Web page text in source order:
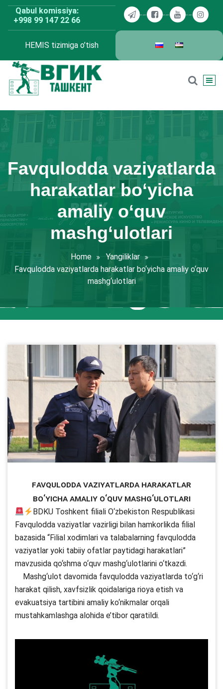
Skip
content
Qabul komissiya:
+998 99 147 22 66
HEMIS tizimiga o’tish
Favqulodda vaziyatlarda
harakatlar bo‘yicha
amaliy o‘quv
mashg‘ulotlari
Home
Yangiliklar
Favqulodda vaziyatlarda harakatlar bo‘yicha amaliy o‘quv
mashg‘ulotlari
Favqulodda vaziyatlarda harakatlar
bo‘yicha amaliy o‘quv mashg‘ulotlari
BDKU Toshkent filiali O‘zbekiston Respublikasi
Favqulodda vaziyatlar vazirligi bilan hamkorlikda filial
bazasida “Filial xodimlari va talabalarning favqulodda
vaziyatlar yoki tabiiy ofatlar paytidagi harakatlari”
mavzusida qo‘shma o‘quv mashg‘ulotlarini o‘tkazdi.
Mashg‘ulot davomida favqulodda vaziyatlarda to‘g‘ri
harakat qilish, xavfsizlik qoidalariga rioya etish va
evakuatsiya tartibini amaliy ko‘nikmalar orqali
mustahkamlashga alohida e’tibor qaratildi.